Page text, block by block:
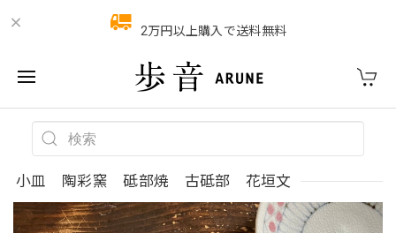
2万円以上購入で送料無料
小皿 陶彩窯 砥部焼 古砥部 花垣文